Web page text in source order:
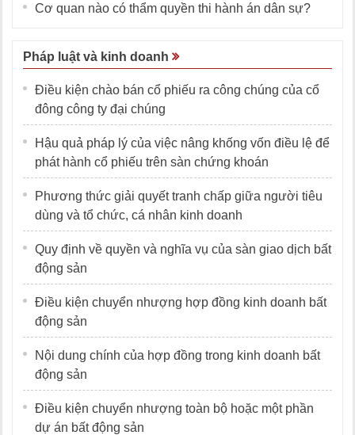
Cơ quan nào có thẩm quyền thi hành án dân sự?
Pháp luật và kinh doanh
Điều kiện chào bán cổ phiếu ra công chúng của cổ
đông công ty đại chúng
Hậu quả pháp lý của việc nâng khống vốn điều lệ để
phát hành cổ phiếu trên sàn chứng khoán
Phương thức giải quyết tranh chấp giữa người tiêu
dùng và tổ chức, cá nhân kinh doanh
Quy định về quyền và nghĩa vụ của sàn giao dịch bất
động sản
Điều kiện chuyển nhượng hợp đồng kinh doanh bất
động sản
Nội dung chính của hợp đồng trong kinh doanh bất
động sản
Điều kiện chuyển nhượng toàn bộ hoặc một phần
dự án bất động sản